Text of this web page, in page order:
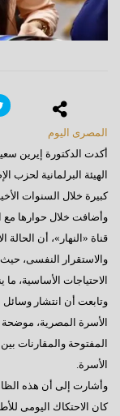
المصرى اليوم
أكدت الدكتورة إيرين
الهيئة البرلمانية لحزب
كبيرة خلال السنوات
وأضافت خلال حوارها مع
قناة «النهار»، أن
والاستقرار النفسى،
الاحتياجات الأساسية،
وتابعت أن انتشار
الأسرة المصرية، موضحة
المفتوحة والمقارنات
الأسرة.
وأشارت إلى أن هذه
كان الاحتكاك اليومى